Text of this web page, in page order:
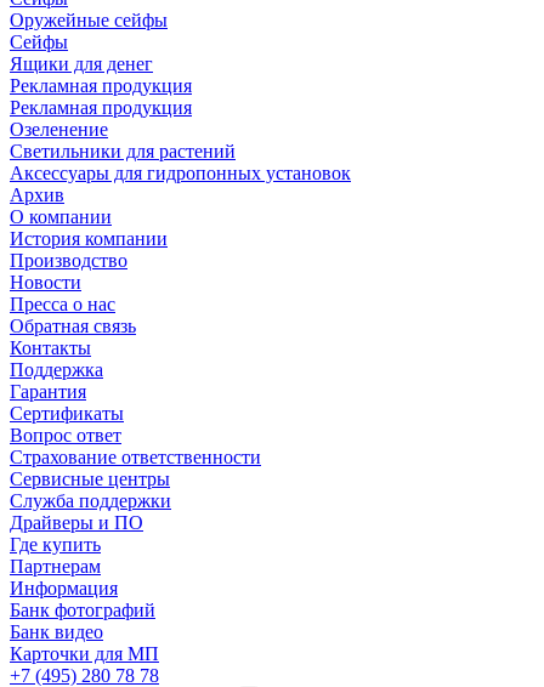
Оружейные сейфы
Сейфы
Ящики для денег
Рекламная продукция
Рекламная продукция
Озеленение
Светильники для растений
Аксессуары для гидропонных установок
Архив
О компании
История компании
Производство
Новости
Пресса о нас
Обратная связь
Контакты
Поддержка
Гарантия
Сертификаты
Вопрос ответ
Страхование ответственности
Сервисные центры
Служба поддержки
Драйверы и ПО
Где купить
Партнерам
Информация
Банк фотографий
Банк видео
Карточки для МП
+7 (495) 280 78 78